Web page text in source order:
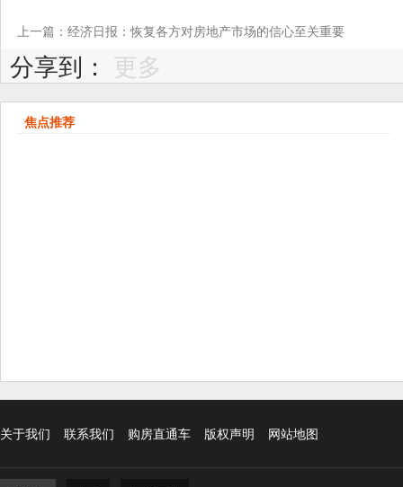
上一篇：经济日报：恢复各方对房地产市场的信心至关重要
分享到： 更多
焦点推荐
关于我们 联系我们 购房直通车 版权声明 网站地图